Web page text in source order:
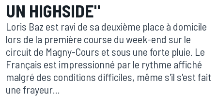
UN HIGHSIDE"
Loris Baz est ravi de sa deuxième place à domicile
lors de la première course du week-end sur le
circuit de Magny-Cours et sous une forte pluie. Le
Français est impressionné par le rythme affiché
malgré des conditions difficiles, même s'il s'est fait
une frayeur...